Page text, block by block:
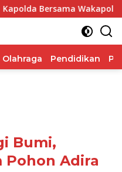
Hadiri TIFF
Olahraga Pendidikan
Bumi,
Pohon Adira